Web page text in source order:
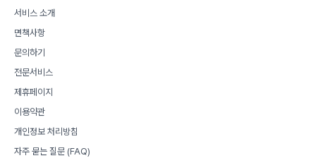
서비스 소개
면책사항
문의하기
전문서비스
제휴페이지
이용약관
개인정보 처리방침
자주 묻는 질문 (FAQ)